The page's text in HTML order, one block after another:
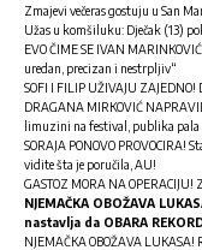
Zmajevi večeras gostuju u San
Užas u komšiluku: Dječak (13)
EVO ČIME SE IVAN MARINKOVIĆ
uredan, precizan i nestrpljiv“
SOFI I FILIP UŽIVAJU
DRAGANA MIRKOVIĆ
limuzini na festival, publika pala
SORAJA PONOVO
vidite šta je poručila, AU!
GASTOZ MORA NA
NJEMAČKA OBOŽAVA
nastavlja da OBARA
NJEMAČKA OBOŽAVA